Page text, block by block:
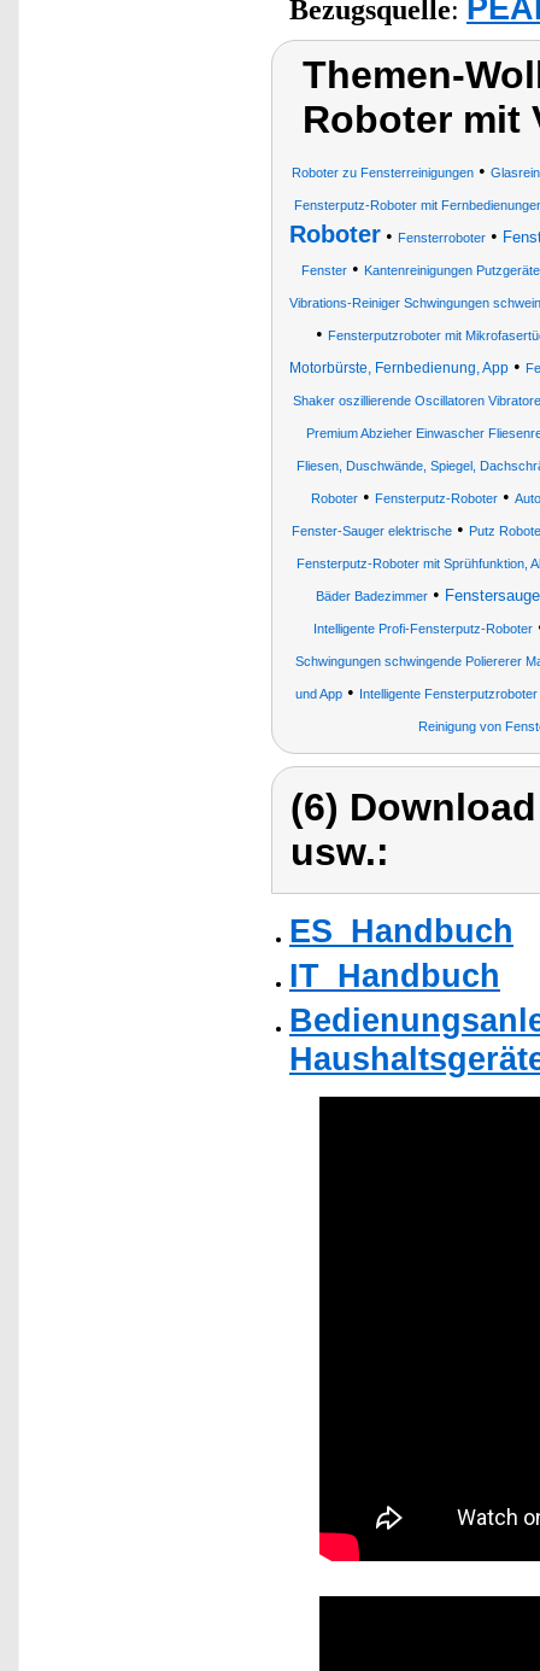
Bezugsquelle:
Themen-
Roboter mit
Roboter zu Fensterreinigungen•
Fensterputz-Roboter mit
Roboter• Fensterroboter•
Fenster • Kantenreinigungen
Vibrations-Reiniger Schwingungen
• Fensterputzroboter mit
Motorbürste, Fernbedienung, App •
Shaker oszillierende Oscillatoren
Premium Abzieher Einwascher
Fliesen, Duschwände, Spiegel,
Roboter• Fensterputz-Roboter•
Fenster-Sauger elektrische • Putz
Fensterputz-Roboter mit Sprühfunktion,
Bäder Badezimmer •
Intelligente Profi-Fensterputz-Roboter
Schwingungen schwingende Poliererer
und App • Intelligente Fensterputzroboter
Reinigung von
(6)
usw.:
ES_Handbuch
IT_Handbuch